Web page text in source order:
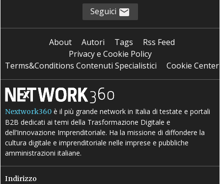
Seguici
About Autori Tags
Rss Feed
Privacy e Cookie Policy
Terms&Conditions Contenuti Specialistici
Cookie Center
Nextwork360 è il più grande network in Italia di testate e portali
B2B dedicati ai temi della Trasformazione Digitale e
dell’Innovazione Imprenditoriale. Ha la missione di diffondere la
cultura digitale e imprenditoriale nelle imprese e pubbliche
amministrazioni italiane.
Indirizzo